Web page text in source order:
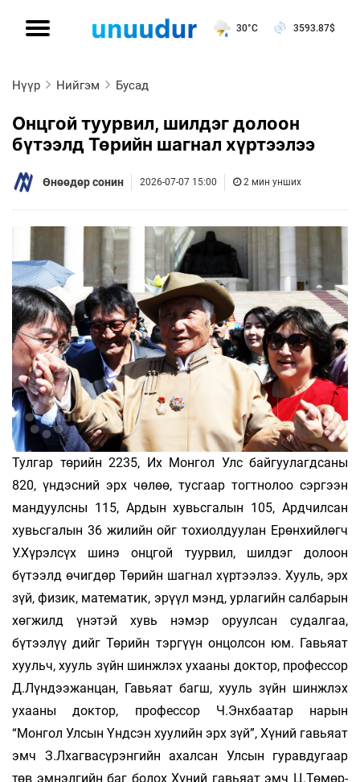
30°C 3593.87$
Нүүр Нийгэм Бусад
Онцгой туурвил, шилдэг долоон
бүтээлд Төрийн шагнал хүртээлээ
Өнөөдөр сонин 2026-07-07 15:00 2 мин унших
Тулгар төрийн 2235, Их Монгол Улс байгуулагдсаны
820, үндэсний эрх чөлөө, тусгаар тогтнолоо сэргээн
мандуулсны 115, Ардын хувьсгалын 105, Ардчилсан
хувьсгалын 36 жилийн ойг тохиолдуулан Ерөнхийлөгч
У.Хүрэлсүх шинэ онцгой туурвил, шилдэг долоон
бүтээлд өчигдөр Төрийн шагнал хүртээлээ. Хууль, эрх
зүй, физик, математик, эрүүл мэнд, урлагийн салбарын
хөгжилд үнэтэй хувь нэмэр оруулсан судалгаа,
бүтээлүү­ дийг Төрийн тэргүүн онцолсон юм. Гавьяат
хуульч, хууль зүйн шинжлэх ухааны доктор, профессор
Д.Лүндээжанцан, Гавьяат багш, хууль зүйн шинжлэх
ухааны доктор, профессор Ч.Энхбаатар нарын
“Монгол Улсын Үндсэн хуулийн эрх зүй”, Хүний гавьяат
эмч З.Лхагвасүрэнгийн ахалсан Улсын гуравдугаар
төв эмнэлгийн баг болох Хүний гавьяат эмч Ц.Төмөр-